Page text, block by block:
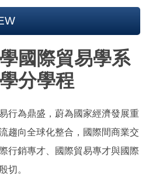
國際貿易學系
分學程
行為鼎盛，蔚為國家經濟發展重
趨向全球化整合，國際間商業交
行銷專才、國際貿易專才與國際
切。